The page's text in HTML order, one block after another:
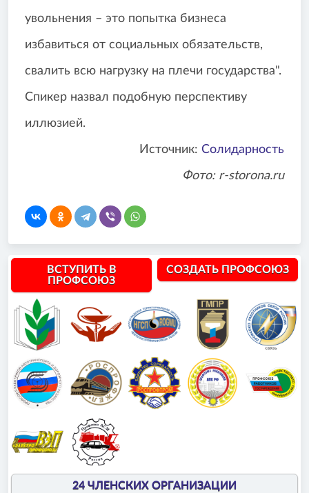
увольнения – это попытка бизнеса
избавиться от социальных обязательств,
свалить всю нагрузку на плечи государства".
Спикер назвал подобную перспективу
иллюзией.
Источник: Солидарность
Фото: r-storona.ru
ВСТУПИТЬ В
ПРОФСОЮЗ
СОЗДАТЬ ПРОФСОЮЗ
24 ЧЛЕНСКИХ ОРГАНИЗАЦИИ